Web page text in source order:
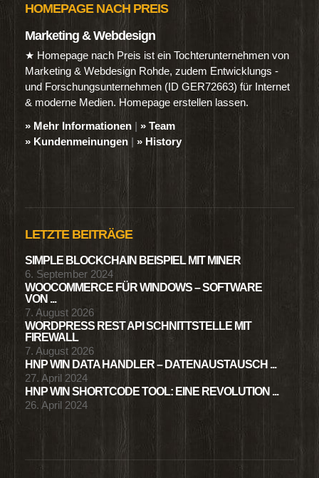
HOMEPAGE NACH PREIS
Marketing & Webdesign
★ Homepage nach Preis ist ein Tochterunternehmen von
Marketing & Webdesign Rohde, zudem Entwicklungs -
und Forschungsunternehmen (ID GER72663) für Internet
& moderne Medien. Homepage erstellen lassen.
» Mehr Informationen | » Team
» Kundenmeinungen | » History
LETZTE BEITRÄGE
SIMPLE BLOCKCHAIN BEISPIEL MIT MINER
6. September 2024
WOOCOMMERCE FÜR WINDOWS – SOFTWARE
VON ...
7. August 2026
WORDPRESS REST API SCHNITTSTELLE MIT
FIREWALL
7. August 2026
HNP WIN DATA HANDLER – DATENAUSTAUSCH ...
27. April 2024
HNP WIN SHORTCODE TOOL: EINE REVOLUTION ...
26. April 2024